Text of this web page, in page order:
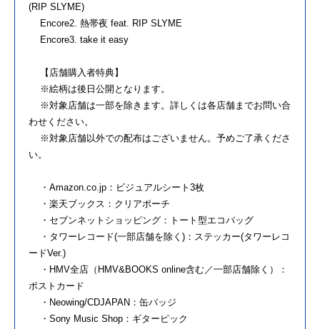
(RIP SLYME)
Encore2. 熱帯夜 feat. RIP SLYME
Encore3. take it easy
【店舗購入者特典】
※絵柄は後日公開となります。
※対象店舗は一部を除きます。詳しくは各店舗までお問い合
わせください。
※対象店舗以外での配布はございません。予めご了承くださ
い。
・Amazon.co.jp：ビジュアルシート3枚
・楽天ブックス：クリアポーチ
・セブンネットショッピング：トート型エコバッグ
・タワーレコード(一部店舗を除く)：ステッカー(タワーレコ
ードVer.)
・HMV全店（HMV&BOOKS online含む／一部店舗除く）：
ポストカード
・Neowing/CDJAPAN：缶バッジ
・Sony Music Shop：ギターピック